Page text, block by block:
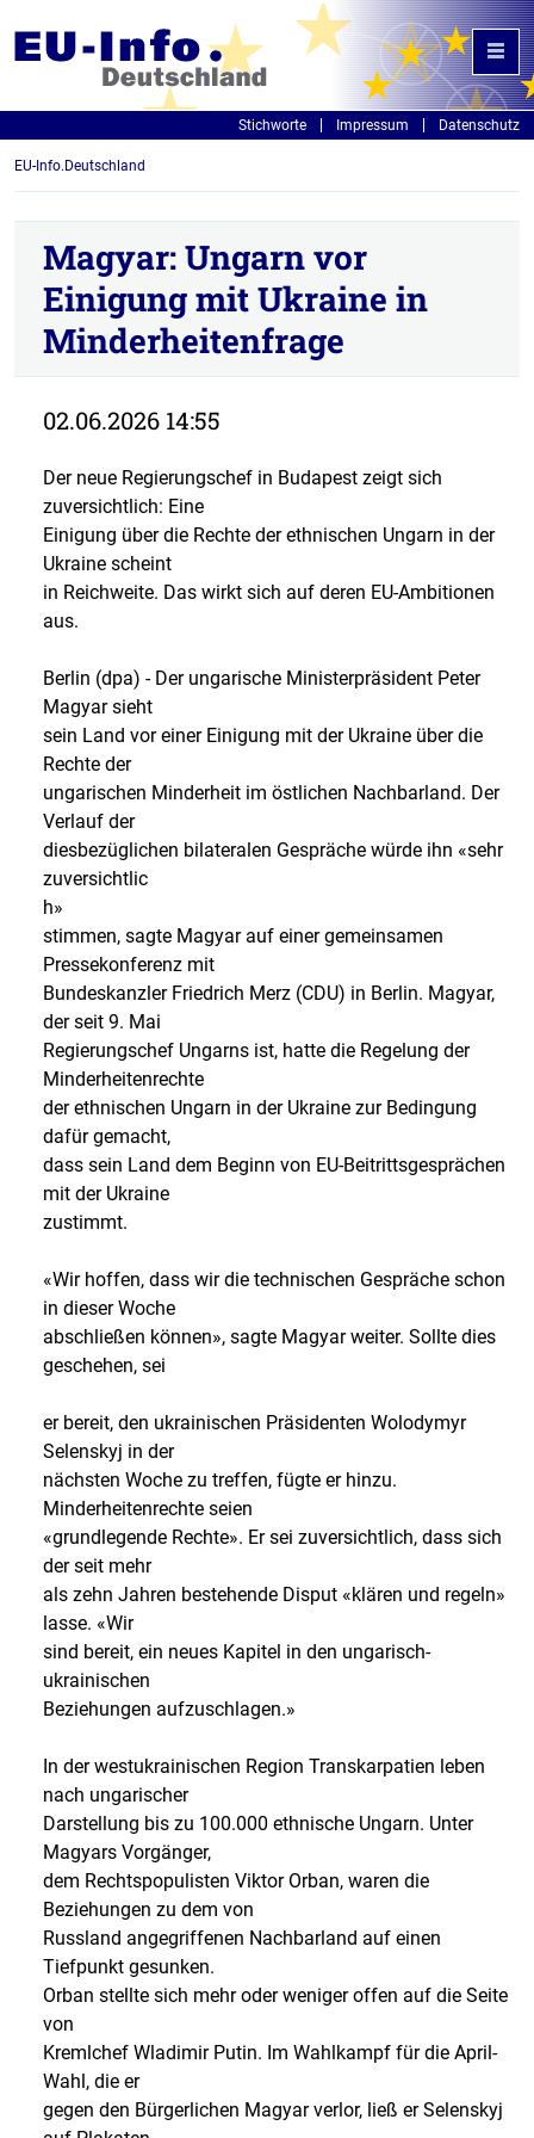
Stichworte Impressum Datenschutz
EU-Info.Deutschland
Magyar: Ungarn vor
Einigung mit Ukraine in
Minderheitenfrage
02.06.2026 14:55
Der neue Regierungschef in Budapest zeigt sich
zuversichtlich: Eine
Einigung über die Rechte der ethnischen Ungarn in der
Ukraine scheint
in Reichweite. Das wirkt sich auf deren EU-Ambitionen
aus.
Berlin (dpa) - Der ungarische Ministerpräsident Peter
Magyar sieht
sein Land vor einer Einigung mit der Ukraine über die
Rechte der
ungarischen Minderheit im östlichen Nachbarland. Der
Verlauf der
diesbezüglichen bilateralen Gespräche würde ihn «sehr
zuversichtlic
h»
stimmen, sagte Magyar auf einer gemeinsamen
Pressekonferenz mit
Bundeskanzler Friedrich Merz (CDU) in Berlin. Magyar,
der seit 9. Mai
Regierungschef Ungarns ist, hatte die Regelung der
Minderheitenrechte
der ethnischen Ungarn in der Ukraine zur Bedingung
dafür gemacht,
dass sein Land dem Beginn von EU-Beitrittsgesprächen
mit der Ukraine
zustimmt.
«Wir hoffen, dass wir die technischen Gespräche schon
in dieser Woche
abschließen können», sagte Magyar weiter. Sollte dies
geschehen, sei
er bereit, den ukrainischen Präsidenten Wolodymyr
Selenskyj in der
nächsten Woche zu treffen, fügte er hinzu.
Minderheitenrechte seien
«grundlegende Rechte». Er sei zuversichtlich, dass sich
der seit mehr
als zehn Jahren bestehende Disput «klären und regeln»
lasse. «Wir
sind bereit, ein neues Kapitel in den ungarisch-
ukrainischen
Beziehungen aufzuschlagen.»
In der westukrainischen Region Transkarpatien leben
nach ungarischer
Darstellung bis zu 100.000 ethnische Ungarn. Unter
Magyars Vorgänger,
dem Rechtspopulisten Viktor Orban, waren die
Beziehungen zu dem von
Russland angegriffenen Nachbarland auf einen
Tiefpunkt gesunken.
Orban stellte sich mehr oder weniger offen auf die Seite
von
Kremlchef Wladimir Putin. Im Wahlkampf für die April-
Wahl, die er
gegen den Bürgerlichen Magyar verlor, ließ er Selenskyj